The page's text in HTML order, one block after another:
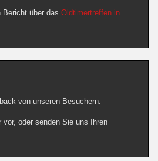
Bericht über das Oldtimertreffen in
von unseren Besuchern.
oder senden Sie uns Ihren